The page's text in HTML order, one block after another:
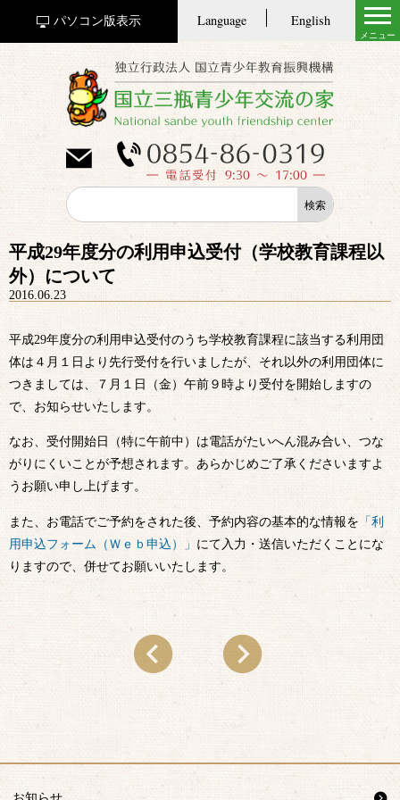
パソコン版表示 Language English
平成29年度分の利用申込受付（学校教育課程以
外）について
2016.06.23
平成29年度分の利用申込受付のうち学校教育課程に該当する利用団
体は４月１日より先行受付を行いましたが、それ以外の利用団体に
つきましては、７月１日（金）午前９時より受付を開始しますの
で、お知らせいたします。
なお、受付開始日（特に午前中）は電話がたいへん混み合い、つな
がりにくいことが予想されます。あらかじめご了承くださいますよ
うお願い申し上げます。
また、お電話でご予約をされた後、予約内容の基本的な情報を 「利
用申込フォーム（Ｗｅｂ申込）」 にて入力・送信いただくことにな
りますので、併せてお願いいたします。